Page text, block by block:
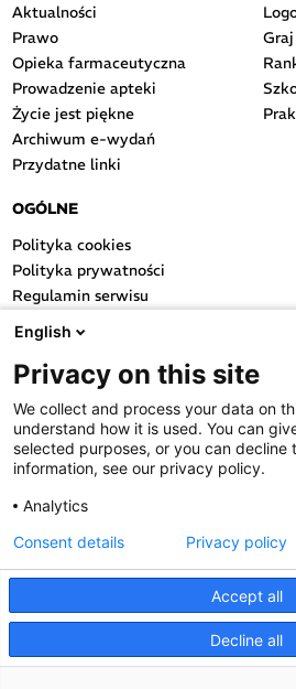
Aktualności
Prawo
Opieka farmaceutyczna
Prowadzenie apteki
Życie jest piękne
Archiwum e-wydań
Przydatne linki
OGÓLNE
Polityka cookies
Polityka prywatności
Regulamin serwisu
Regulamin konkursu
Farmacja Play
Regulamin konkursu Lakcid
Regulamin konkursu Acard
Regulamin konkursu Biotebal
Regulamin konkursu Asmenol
Kontakt
PRODUKTY POLPHARMY
SOCIAL MEDIA
English
Privacy on this site
We collect and process your data on
understand how it is used. You can
selected purposes, or you can decline
information, see our privacy policy.
Analytics
Accept all
Decline all
Consent details Privacy policy